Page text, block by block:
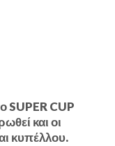
SUPER CUP
και οι
κυπέλλου.